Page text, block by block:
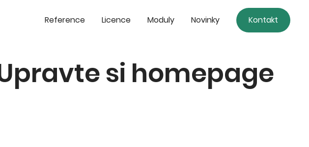
si homepage
Reference Licence Moduly Novinky Kontakt